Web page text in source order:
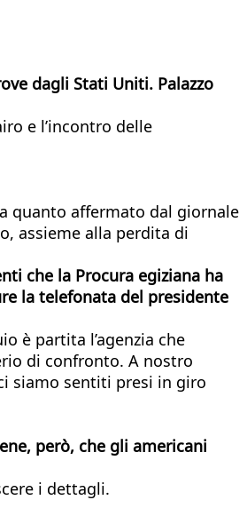
dagli Stati Uniti. Palazzo
e l’incontro delle
quanto affermato dal giornale
assieme alla perdita di
che la Procura egiziana ha
la telefonata del presidente
è partita l’agenzia che
di confronto. A nostro
siamo sentiti presi in giro
però, che gli americani
i dettagli.